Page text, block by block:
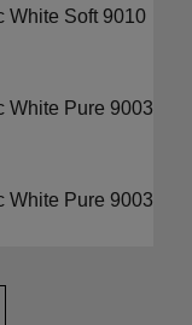
White Soft 9010
White Pure 9003 EX
White Pure 9003 EX